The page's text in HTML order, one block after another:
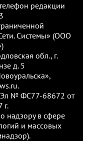
редакции
Системы» (ООО
обл., г.
д. 5
Эл № ФС77-68672 от
г.
надзору в сфере
и массовых